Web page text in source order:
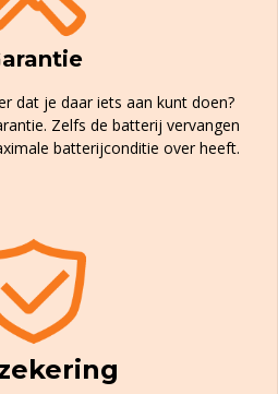
dat je daar iets aan kunt doen?
Zelfs de batterij vervangen
batterijconditie over heeft.